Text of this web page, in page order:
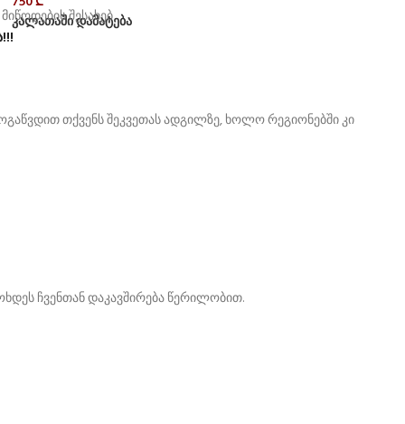
კალათაში დამატება
თქვენს შეკვეთას ადგილზე, ხოლო რეგიონებში კი
ჩვენთან დაკავშირება წერილობით.